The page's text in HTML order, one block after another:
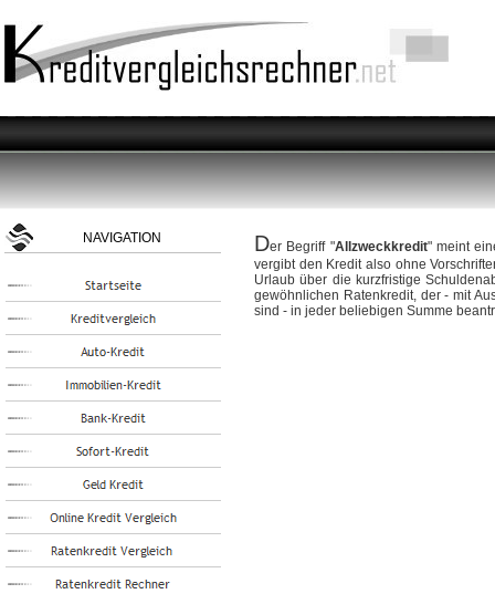
NAVIGATION Der Begriff "Allzweckkredit" meint
vergibt den Kredit also ohne
Urlaub über die kurzfristige
gewöhnlichen Ratenkredit, der - mit
sind - in jeder beliebigen Summe